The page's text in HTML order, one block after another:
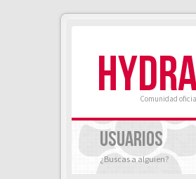
Comunidad
USUARIOS
¿Buscas a alguien?